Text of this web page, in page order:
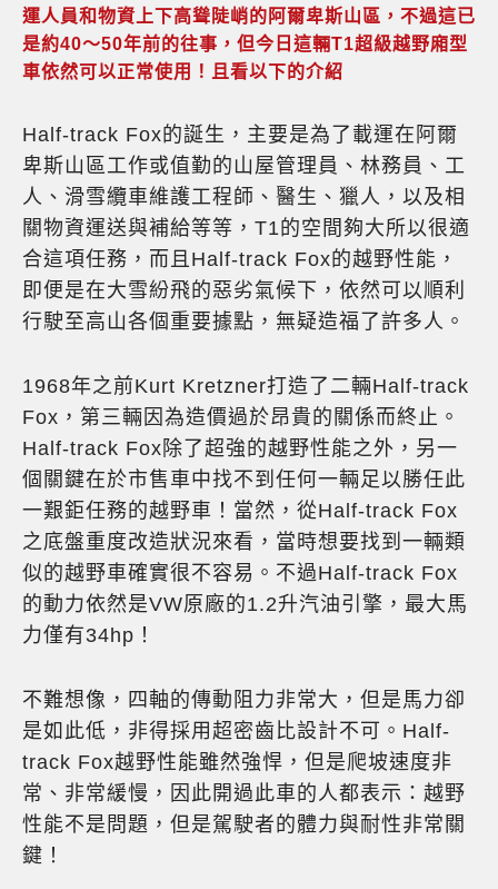
運人員和物資上下高聳陡峭的阿爾卑斯山區，不過這已
是約40～50年前的往事，但今日這輛T1超級越野廂型
車依然可以正常使用！且看以下的介紹
Half-track Fox的誕生，主要是為了載運在阿爾
卑斯山區工作或值勤的山屋管理員、林務員、工
人、滑雪纜車維護工程師、醫生、獵人，以及相
關物資運送與補給等等，T1的空間夠大所以很適
合這項任務，而且Half-track Fox的越野性能，
即便是在大雪紛飛的惡劣氣候下，依然可以順利
行駛至高山各個重要據點，無疑造福了許多人。
1968年之前Kurt Kretzner打造了二輛Half-track
Fox，第三輛因為造價過於昂貴的關係而終止。
Half-track Fox除了超強的越野性能之外，另一
個關鍵在於市售車中找不到任何一輛足以勝任此
一艱鉅任務的越野車！當然，從Half-track Fox
之底盤重度改造狀況來看，當時想要找到一輛類
似的越野車確實很不容易。不過Half-track Fox
的動力依然是VW原廠的1.2升汽油引擎，最大馬
力僅有34hp！
不難想像，四軸的傳動阻力非常大，但是馬力卻
是如此低，非得採用超密齒比設計不可。Half-
track Fox越野性能雖然強悍，但是爬坡速度非
常、非常緩慢，因此開過此車的人都表示：越野
性能不是問題，但是駕駛者的體力與耐性非常關
鍵！